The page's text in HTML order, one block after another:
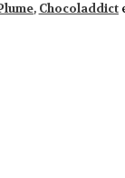
, Chocoladdict